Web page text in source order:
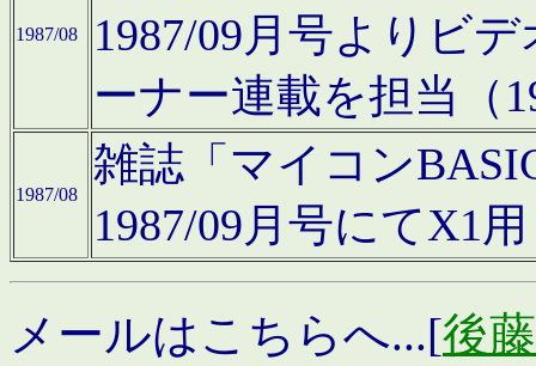
1987/08
1987/09月号よりビ
ーナー連載を担当（
1987/08
雑誌「マイコン
1987/09月号にてX1
メールはこちらへ...[後